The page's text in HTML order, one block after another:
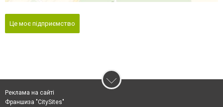
Це моє підприємство
Реклама на сайті
Франшиза "CitySites"